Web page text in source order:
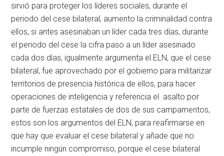
sirvió para proteger los líderes sociales, durante el
periodo del cese bilateral, aumento la criminalidad contra
ellos, si antes asesinaban un líder cada tres días, durante
el periodo del cese la cifra paso a un líder asesinado
cada dos días, igualmente argumenta el ELN, que el cese
bilateral, fue aprovechado por el gobierno para militarizar
territorios de presencia histórica de ellos, para hacer
operaciones de inteligencia y referencia el asalto por
parte de fuerzas estatales de dos de sus campamentos,
estos son los argumentos del ELN, para reafirmarse en
que hay que evaluar el cese bilateral y añade que no
incumple ningún compromiso, porque el cese bilateral